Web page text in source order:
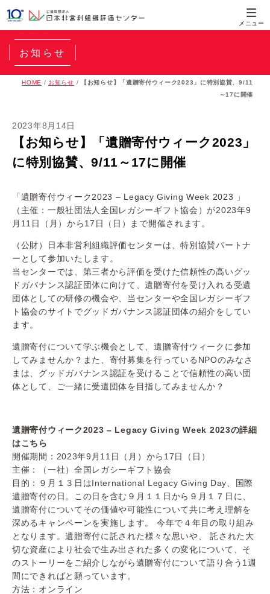
お知らせ
HOME / お知らせ /
【お知らせ】「遺贈寄付ウィーク2023」に特別協賛、9/11
～17に開催
2023年8月14日
【お知らせ】「遺贈寄付ウィーク2023」
に特別協賛、9/11～17に開催
「遺贈寄付ウィーク2023 – Legacy Giving Week 2023 」
（主催：一般社団法人全国レガシーギフト協会）が2023年9
月11日（月）から17日（日）まで開催されます。
（公財）日本非営利組織評価センターは、特別協賛パートナ
ーとして参加いたします。
当センターでは、第三者から評価を受けた信頼性の高いグッ
ドガバナンス認証団体に向けて、遺贈寄付を受け入れる受遺
団体としての研修の機会や、当センターや全国レガシーギフ
ト協会のサイトでグッドガバナンス認証団体の紹介をしてい
ます。
遺贈寄付について学ぶ機会として、遺贈寄付ウィークに参加
してみませんか？また、寄付募集を行っているNPOのみなさ
まは、グッドガバナンス認証を受けることで信頼性の高い団
体として、ご一緒に受遺団体を目指してみませんか？
遺贈寄付ウィーク2023 – Legacy Giving Week 2023の詳細
はこちら
開催期間：2023年9月11日（月）から17日（日）
主催：（一社）全国レガシーギフト協会
目的：９月１３日はInternational Legacy Giving Day、国際
遺贈寄付の日。この日を含む９ 月１１日から９月１７日に、
遺贈寄付についてその価値や可能性について共に考え理解を
深めるキャンペーンを実施します。 今年で４年目の取り組み
となります。遺贈寄付に託された様々な思いや、 託された大
切な資産により社会で生み出された多く の変化について、そ
のストーリーをご紹介しながら遺贈寄付について語り合う1週
間 にできればと願っています。
方法：オンライン